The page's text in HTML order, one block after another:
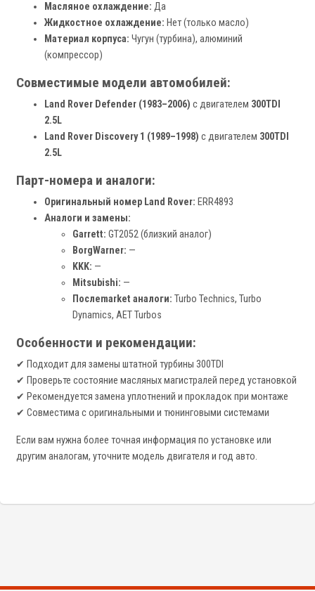
Масляное охлаждение: Да
Жидкостное охлаждение: Нет (только масло)
Материал корпуса: Чугун (турбина), алюминий
(компрессор)
Совместимые модели автомобилей:
Land Rover Defender (1983–2006) с двигателем 300TDI
2.5L
Land Rover Discovery 1 (1989–1998) с двигателем 300TDI
2.5L
Парт-номера и аналоги:
Оригинальный номер Land Rover: ERR4893
Аналоги и замены:
Garrett: GT2052 (близкий аналог)
BorgWarner: —
KKK: —
Mitsubishi: —
Послеmarket аналоги: Turbo Technics, Turbo
Dynamics, AET Turbos
Особенности и рекомендации:
✔ Подходит для замены штатной турбины 300TDI
✔ Проверьте состояние масляных магистралей перед установкой
✔ Рекомендуется замена уплотнений и прокладок при монтаже
✔ Совместима с оригинальными и тюнинговыми системами
Если вам нужна более точная информация по установке или
другим аналогам, уточните модель двигателя и год авто.